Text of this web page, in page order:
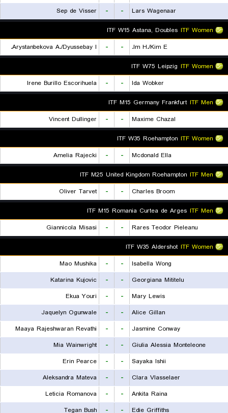
Lars Wagenaar
-
-
Sep de Visser
ITF Women
ITF W15 Astana, Doubles
Im H./Kim E.
-
-
Arystanbekova A./Dyussebay I.
ITF Women
ITF W75 Leipzig
Ida Wobker
-
-
Irene Burillo Escorihuela
ITF Men
ITF M15 Germany Frankfurt
Maxime Chazal
-
-
Vincent Dullinger
ITF Women
ITF W35 Roehampton
Mcdonald Ella
-
-
Amelia Rajecki
ITF Men
ITF M25 United Kingdom Roehampton
Charles Broom
-
-
Oliver Tarvet
ITF Men
ITF M15 Romania Curtea de Arges
Rares Teodor Pieleanu
-
-
Giannicola Misasi
ITF Women
ITF W35 Aldershot
Isabella Wong
-
-
Mao Mushika
Georgiana Mititelu
-
-
Katarina Kujovic
Mary Lewis
-
-
Ekua Youri
Alice Gillan
-
-
Jaquelyn Ogunwale
Jasmine Conway
-
-
Maaya Rajeshwaran Revathi
Giulia Alessia Monteleone
-
-
Mia Wainwright
Sayaka Ishii
-
-
Erin Pearce
Clara Vlasselaer
-
-
Aleksandra Mateva
Ankita Raina
-
-
Leticia Romanova
Edie Griffiths
-
-
Tegan Bush